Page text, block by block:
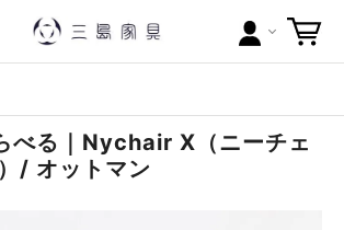
べる｜Nychair X（ニーチェ
/ オットマン